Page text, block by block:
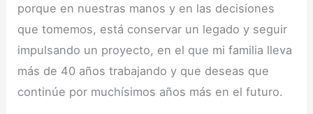
porque en nuestras manos y en las decisiones
que tomemos, está conservar un legado y seguir
impulsando un proyecto, en el que mi familia lleva
más de 40 años trabajando y que deseas que
continúe por muchísimos años más en el futuro.